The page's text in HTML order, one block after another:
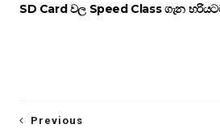
SD Card වල Speed Class ගැන
Previous